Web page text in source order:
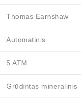
Thomas Earnshaw
Automatinis
5 ATM
Grūdintas mineralinis